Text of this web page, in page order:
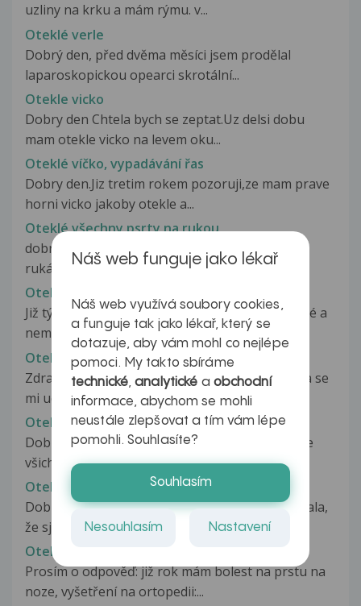
uzliny na krku a mám rýmu. v...
Oteklé verle
Dobrý den, před dvěma měsíci jsem prodělal
laparoskopickou opearci skrotální...
Otekle vicko
Dobry den Chtela bych se zeptat.Uz delsi dobu
mam otekle vicko na levem oku...
Oteklé víčko, vypadávání řas
Dobry den.Jiz tretim rokem pozoruji,ze mam prave
horni vicko jakoby otekle a...
Oteklé všechny psrty na rukou
dobrý den,přes noc mi otekly všechny prsty na
rukách,dost to bolí a mám v nich...
Oteklé, bolestivé koleno
Již týden mám nateklé koleno. Na dotek je horké a
nemůžu ho ohnout. Velmi bolí...
Oteklina na dasni
Zdravim, v miste kde se mi ma vyklubat osmicka se
mi udelal takovy otok, mozna...
Otekliny
Dobry den, jsem po autonehodě a naštěstí jsme
všichni vyvázli jen s lehkým zraněním,...
Otekliny
Dobry den, dnes jsem Vám již jeden dotaz posílala,
že sjem po autoněhodě a že...
Oteklý prst na noze
Prosím o odpověď: již rok mám bolest na prstu na
noze, vyšetření na ortopedii:...
Náš web funguje jako lékař
Náš web využívá soubory cookies,
a funguje tak jako lékař, který se
dotazuje, aby vám mohl co nejlépe
pomoci. My takto sbíráme
technické,analytické a obchodní
informace, abychom se mohli
neustále zlepšovat a tím vám lépe
pomohli. Souhlasíte?
Souhlasím
Nesouhlasím Nastavení